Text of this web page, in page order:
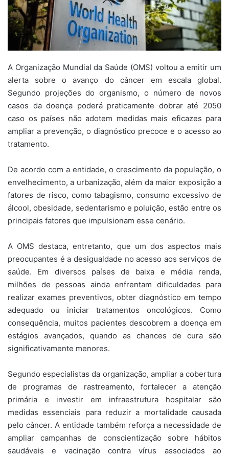
A Organização Mundial da Saúde (OMS) voltou a emitir um
alerta sobre o avanço do câncer em escala global.
Segundo projeções do organismo, o número de novos
casos da doença poderá praticamente dobrar até 2050
caso os países não adotem medidas mais eficazes para
ampliar a prevenção, o diagnóstico precoce e o acesso ao
tratamento.
De acordo com a entidade, o crescimento da população, o
envelhecimento, a urbanização, além da maior exposição a
fatores de risco, como tabagismo, consumo excessivo de
álcool, obesidade, sedentarismo e poluição, estão entre os
principais fatores que impulsionam esse cenário.
A OMS destaca, entretanto, que um dos aspectos mais
preocupantes é a desigualdade no acesso aos serviços de
saúde. Em diversos países de baixa e média renda,
milhões de pessoas ainda enfrentam dificuldades para
realizar exames preventivos, obter diagnóstico em tempo
adequado ou iniciar tratamentos oncológicos. Como
consequência, muitos pacientes descobrem a doença em
estágios avançados, quando as chances de cura são
significativamente menores.
Segundo especialistas da organização, ampliar a cobertura
de programas de rastreamento, fortalecer a atenção
primária e investir em infraestrutura hospitalar são
medidas essenciais para reduzir a mortalidade causada
pelo câncer. A entidade também reforça a necessidade de
ampliar campanhas de conscientização sobre hábitos
saudáveis e vacinação contra vírus associados ao